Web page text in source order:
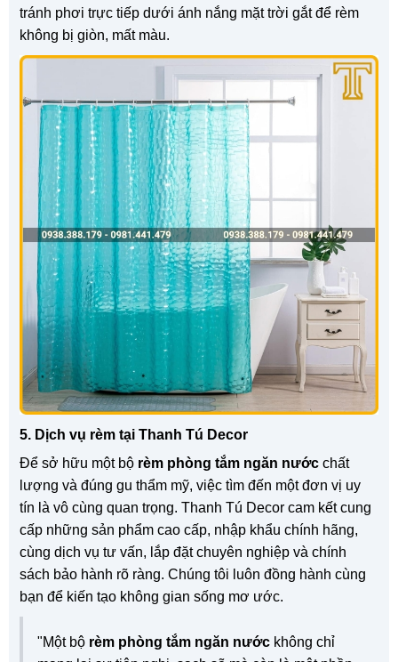
tránh phơi trực tiếp dưới ánh nắng mặt trời gắt để rèm
không bị giòn, mất màu.
5. Dịch vụ rèm tại Thanh Tú Decor
Để sở hữu một bộ rèm phòng tắm ngăn nước chất
lượng và đúng gu thẩm mỹ, việc tìm đến một đơn vị uy
tín là vô cùng quan trọng. Thanh Tú Decor cam kết cung
cấp những sản phẩm cao cấp, nhập khẩu chính hãng,
cùng dịch vụ tư vấn, lắp đặt chuyên nghiệp và chính
sách bảo hành rõ ràng. Chúng tôi luôn đồng hành cùng
bạn để kiến tạo không gian sống mơ ước.
"Một bộ rèm phòng tắm ngăn nước không chỉ